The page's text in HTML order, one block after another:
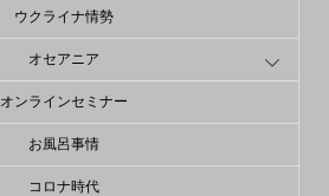
ウクライナ情勢
オセアニア
オンラインセミナー
お風呂事情
コロナ時代